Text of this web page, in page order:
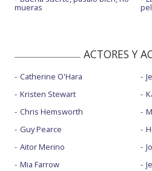
mueras
ACTORES Y
Catherine O'Hara
Kristen Stewart
Chris Hemsworth
Guy Pearce
Aitor Merino
Mia Farrow